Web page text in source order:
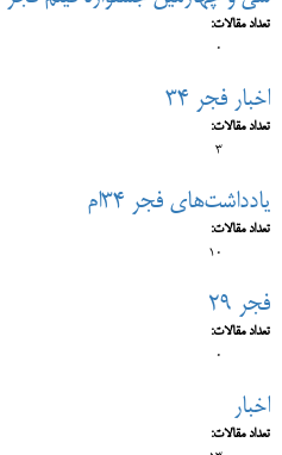
تعداد مقالات:
0
اخبار فجر 34
تعداد مقالات:
3
یادداشت‌های فجر 34ام
تعداد مقالات:
10
فجر 29
تعداد مقالات:
0
اخبار
تعداد مقالات: